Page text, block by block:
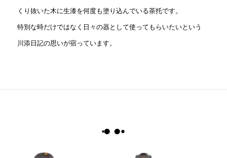
くり抜いた木に生漆を何度も塗り込んでいる茶托です。
特別な時だけではなく日々の器として使ってもらいたいという
川添日記の思いが宿っています。